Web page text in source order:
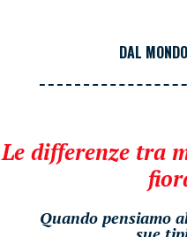
DAL
Le differenze tra
Quando pensiamo